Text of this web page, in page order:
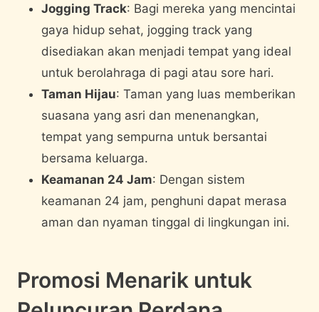
Jogging Track: Bagi mereka yang mencintai
gaya hidup sehat, jogging track yang
disediakan akan menjadi tempat yang ideal
untuk berolahraga di pagi atau sore hari.
Taman Hijau: Taman yang luas memberikan
suasana yang asri dan menenangkan,
tempat yang sempurna untuk bersantai
bersama keluarga.
Keamanan 24 Jam: Dengan sistem
keamanan 24 jam, penghuni dapat merasa
aman dan nyaman tinggal di lingkungan ini.
Promosi Menarik untuk